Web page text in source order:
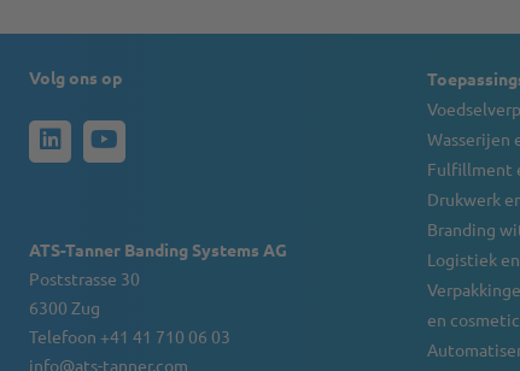
Volg ons op
ATS-Tanner Banding Systems AG
Poststrasse 30
6300 Zug
Telefoon +41 41 710 06 03
info@ats-tanner.com
Wasserijen
Fulfillment
Drukwerk
Branding
Logistiek
en